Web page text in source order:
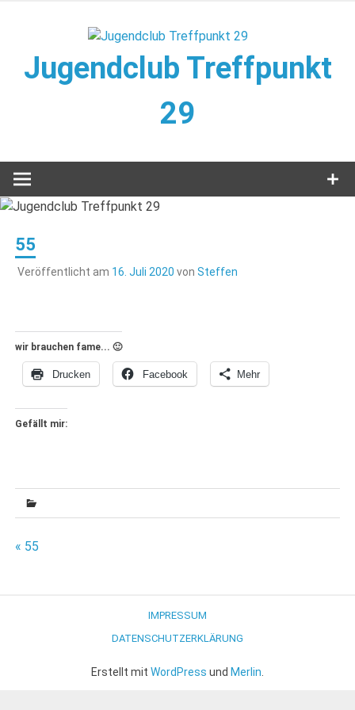
Jugendclub Treffpunkt
29
55
Veröffentlicht am 16. Juli 2020 von Steffen
wir brauchen fame... 🙂
Drucken Facebook Mehr
Gefällt mir:
Beitragsnavigation
« 55
IMPRESSUM
DATENSCHUTZERKLÄRUNG
Erstellt mit WordPress und Merlin